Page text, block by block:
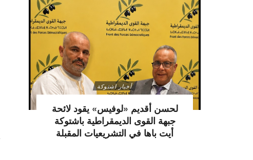
أخبار اشتوكة
لحسن أقديم «لوفيس» يقود لائحة
جبهة القوى الديمقراطية باشتوكة
أيت باها في التشريعيات المقبلة